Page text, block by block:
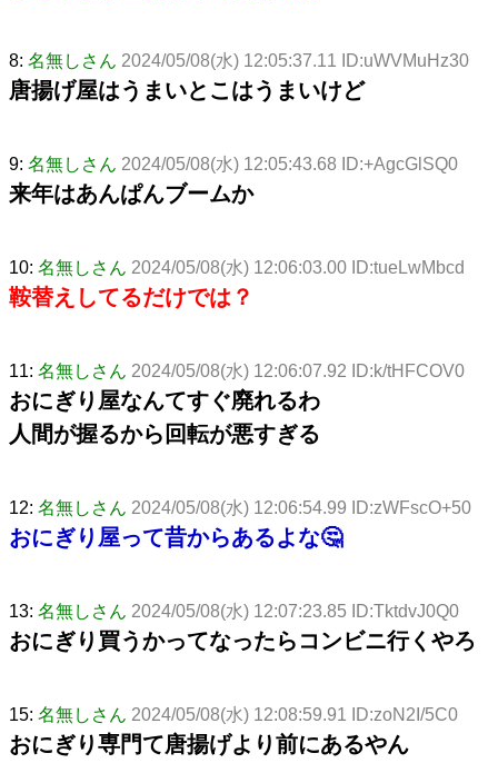
8: 名無しさん 2024/05/08(水) 12:05:37.11 ID:uWVMuHz30
唐揚げ屋はうまいとこはうまいけど
9: 名無しさん 2024/05/08(水) 12:05:43.68 ID:+AgcGlSQ0
来年はあんぱんブームか
10: 名無しさん 2024/05/08(水) 12:06:03.00 ID:tueLwMbcd
鞍替えしてるだけでは？
11: 名無しさん 2024/05/08(水) 12:06:07.92 ID:k/tHFCOV0
おにぎり屋なんてすぐ廃れるわ
人間が握るから回転が悪すぎる
12: 名無しさん 2024/05/08(水) 12:06:54.99 ID:zWFscO+50
おにぎり屋って昔からあるよな🤔
13: 名無しさん 2024/05/08(水) 12:07:23.85 ID:TktdvJ0Q0
おにぎり買うかってなったらコンビニ行くやろ
15: 名無しさん 2024/05/08(水) 12:08:59.91 ID:zoN2I/5C0
おにぎり専門て唐揚げより前にあるやん